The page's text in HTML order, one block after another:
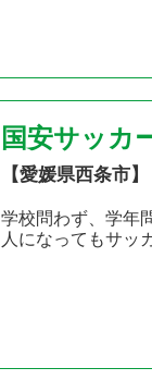
国安サッカ
【愛媛県西条市
学校問わず、学年
人になってもサッ